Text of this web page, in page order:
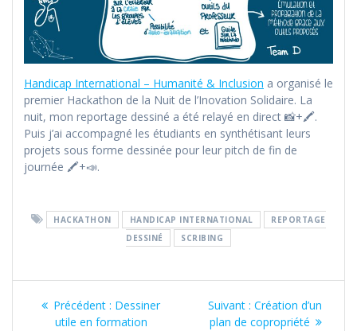
Handicap International – Humanité & Inclusion a organisé le
premier Hackathon de la Nuit de l’Inovation Solidaire. La
nuit, mon reportage dessiné a été relayé en direct 📸+🖍️.
Puis j’ai accompagné les étudiants en synthétisant leurs
projets sous forme dessinée pour leur pitch de fin de
journée 🖍️+📣.
HACKATHON HANDICAP INTERNATIONAL
REPORTAGE
DESSINÉ
SCRIBING
Navigation
Précédent : Article
précédent
Dessiner
utile en formation
Suivant : Article
suivant
Création d’un
plan de copropriété